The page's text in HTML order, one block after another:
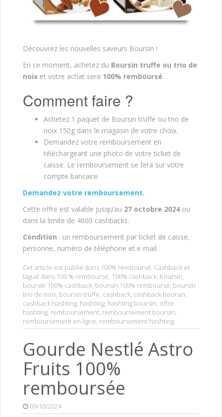
Découvrez les nouvelles saveurs Boursin !
En ce moment, achetez du Boursin truffe ou trio de
noix et votre achat sera 100% remboursé.
Comment faire ?
Achetez 1 paquet de Boursin truffe ou trio de
noix 150g dans le magasin de votre choix.
Demandez votre remboursement en
téléchargeant une photo de votre ticket de
caisse. Le remboursement se fera sur votre
compte bancaire.
Demandez votre remboursement.
Cette offre est valable jusqu’au 27 octobre 2024 ou
dans la limite de 4600 cashbacks.
Condition : un remboursement par ticket de caisse,
personne, numéro de téléphone et e-mail.
Cet article est publié dans 100% remboursé, Cashback et
tagué dans 100 % remboursé, 100% cashback, boursin,
boursin 100% cashback, boursin 100% remboursé, boursin
trio de noix, boursin truffe, cashback, cashback boursin,
cashback hashting, hashting, hashting boursin, offre
hashting, remboursement, remboursement boursin,
remboursement en ligne, remboursement hashting.
Gourde Nestlé Astro
Fruits 100%
remboursée
09/10/2024